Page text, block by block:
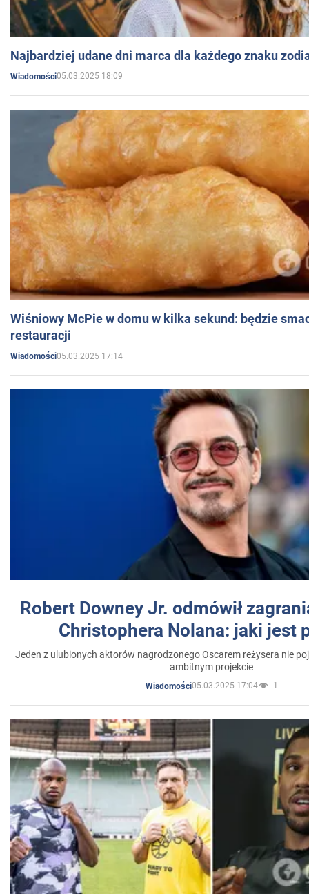
Najbardziej udane dni marca dla każdego znaku
Wiadomości05.03.2025 18:09
Wiśniowy McPie w domu w kilka sekund: będzie
restauracji
Wiadomości05.03.2025 17:14
Robert Downey Jr. odmówił
Christophera Nolana: jaki jest
Jeden z ulubionych aktorów nagrodzonego Oscarem reżysera nie
ambitnym projekcie
Wiadomości05.03.2025 17:04 1